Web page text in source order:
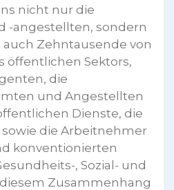
nicht nur die
-angestellten, sondern
Zehntausende von
öffentlichen Sektors,
die
und Angestellten
Dienste, die
die Arbeitnehmer
konventionierten
, Sozial- und
Zusammenhang